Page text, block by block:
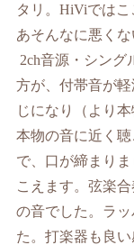
タリ。HiViではこ
あそんなに悪く
2ch音源・シング
方が、付帯音が
じになり（より
本物の音に近く
で、口が締まり
こえます。弦楽
の音でした。ラ
た。打楽器も良